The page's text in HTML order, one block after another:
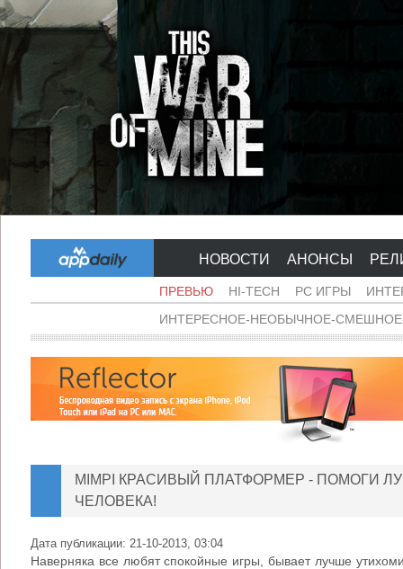
НОВОСТИ АНОНСЫ
ПРЕВЬЮ HI-TECH PC ИГРЫ
ИНТЕРЕСНОЕ-НЕОБЫЧНОЕ-
MIMPI КРАСИВЫЙ ПЛАТФОРМЕР - ПОМОГИ
ЧЕЛОВЕКА!
Дата публикации: 21-10-2013, 03:04
Наверняка все любят спокойные игры, бывает лучше